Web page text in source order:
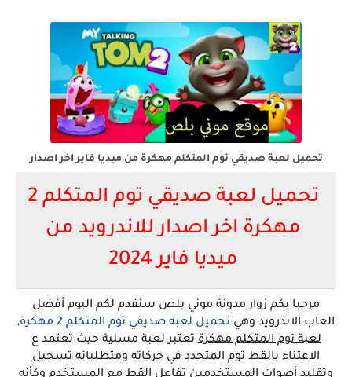
تحميل لعبة صديقي توم المتكلم مهكرة من ميديا فاير اخر اصدار
تحميل لعبة صديقي توم المتكلم 2
مهكرة اخر اصدار للاندرويد من
ميديا فاير 2024
مرحبا بكم زوار مدونة موني بلص سنقدم لكم اليوم أفضل
العاب الاندرويد وهي تحميل لعبه صديقي توم المتكلم 2 مهكرة
,
لعبة توم المتكلم مهكرةتعتبر لعبة مسلية حيث تعتمد ع
الاعتناء بالقط توم المتجدد في حركاته ومتطلباته تسجيل